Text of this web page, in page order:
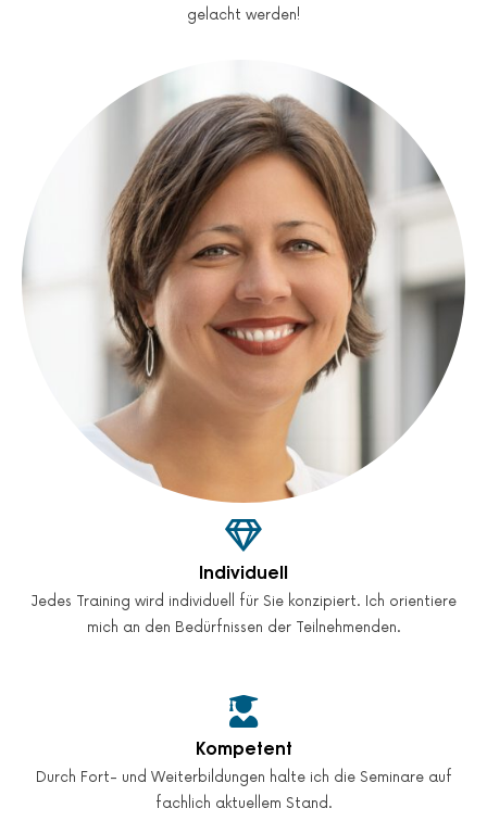
gelacht werden!
Individuell
Jedes Training wird individuell für Sie konzipiert. Ich orientiere
mich an den Bedürfnissen der Teilnehmenden.
Kompetent
Durch Fort- und Weiterbildungen halte ich die Seminare auf
fachlich aktuellem Stand.